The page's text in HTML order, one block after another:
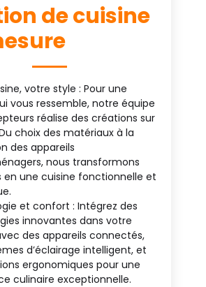
de cuisine
votre style : Pour une
vous ressemble, notre équipe
réalise des créations sur
choix des matériaux à la
des appareils
nous transformons
en une cuisine fonctionnelle et
et confort : Intégrez des
innovantes dans votre
des appareils connectés,
d’éclairage intelligent, et
ergonomiques pour une
culinaire exceptionnelle.